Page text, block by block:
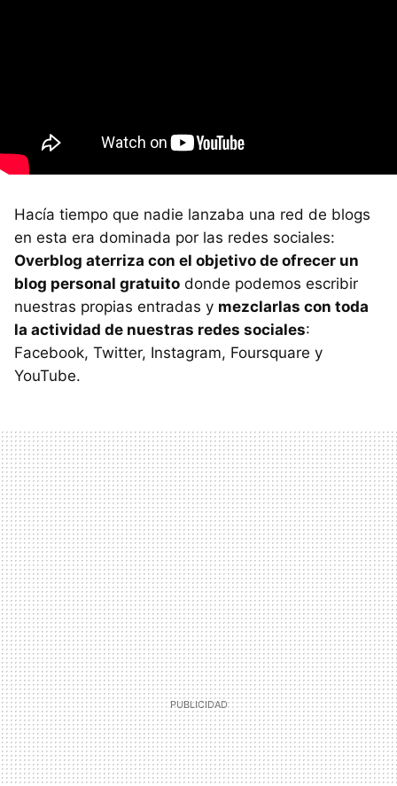
Hacía tiempo que nadie lanzaba una red de blogs
en esta era dominada por las redes sociales:
Overblog aterriza con el objetivo de ofrecer un
blog personal gratuito donde podemos escribir
nuestras propias entradas y mezclarlas con toda
la actividad de nuestras redes sociales:
Facebook, Twitter, Instagram, Foursquare y
YouTube.